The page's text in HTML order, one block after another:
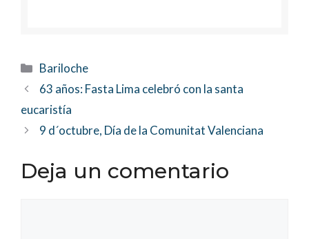
Categorías
Bariloche
63 años: Fasta Lima celebró con la santa
eucaristía
9 d´octubre, Día de la Comunitat Valenciana
Deja un comentario